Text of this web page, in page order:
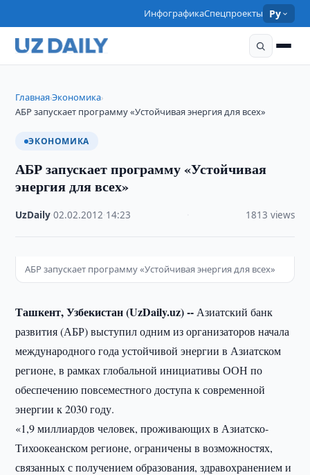
ИнфографикаСпецпроекты Ру
Главная›Экономика›
АБР запускает программу «Устойчивая энергия для всех»
ЭКОНОМИКА
АБР запускает программу «Устойчивая
энергия для всех»
UzDaily ·02.02.2012 14:23 1813 views
АБР запускает программу «Устойчивая энергия для всех»
Ташкент, Узбекистан (UzDaily.uz) -- Азиатский банк
развития (АБР) выступил одним из организаторов начала
международного года устойчивой энергии в Азиатском
регионе, в рамках глобальной инициативы ООН по
обеспечению повсеместного доступа к современной
энергии к 2030 году.
«1,9 миллиардов человек, проживающих в Азиатско-
Тихоокеанском регионе, ограничены в возможностях,
связанных с получением образования, здравохранением и